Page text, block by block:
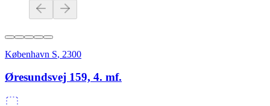
København S, 2300
Øresundsvej 159, 4. mf.